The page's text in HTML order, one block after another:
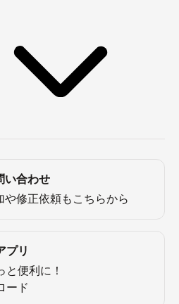
い合わせ
修正依頼もこちらから
プリ
と便利に！
ード